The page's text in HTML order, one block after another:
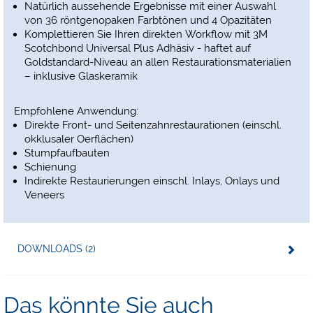
Natürlich aussehende Ergebnisse mit einer Auswahl
von 36 röntgenopaken Farbtönen und 4 Opazitäten
Komplettieren Sie Ihren direkten Workflow mit 3M
Scotchbond Universal Plus Adhäsiv - haftet auf
Goldstandard-Niveau an allen Restaurationsmaterialien
– inklusive Glaskeramik
Empfohlene Anwendung:
Direkte Front- und Seitenzahnrestaurationen (einschl.
okklusaler Oerflächen)
Stumpfaufbauten
Schienung
Indirekte Restaurierungen einschl. Inlays, Onlays und
Veneers
DOWNLOADS (2)
Das könnte Sie auch